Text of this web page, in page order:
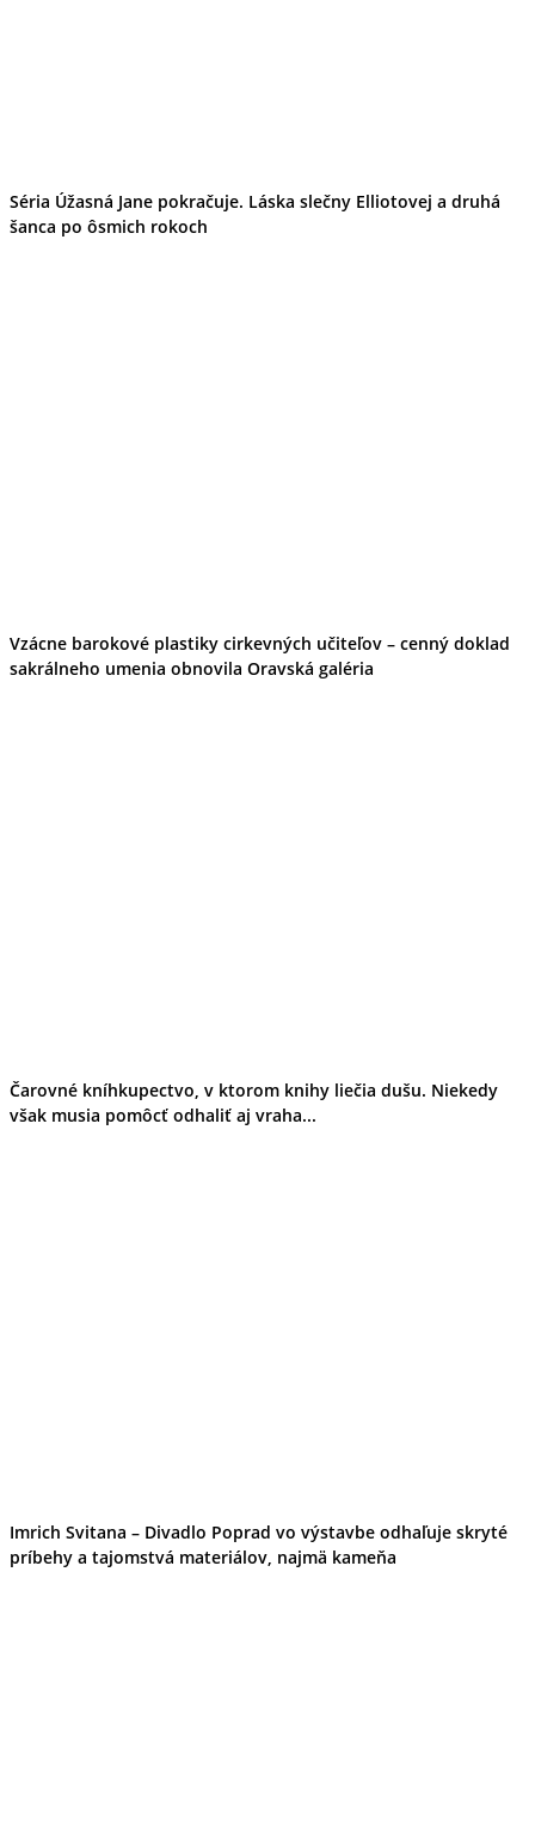
Séria Úžasná Jane pokračuje. Láska slečny Elliotovej a druhá
šanca po ôsmich rokoch
Vzácne barokové plastiky cirkevných učiteľov – cenný doklad
sakrálneho umenia obnovila Oravská galéria
Čarovné kníhkupectvo, v ktorom knihy liečia dušu. Niekedy
však musia pomôcť odhaliť aj vraha...
Imrich Svitana – Divadlo Poprad vo výstavbe odhaľuje skryté
príbehy a tajomstvá materiálov, najmä kameňa